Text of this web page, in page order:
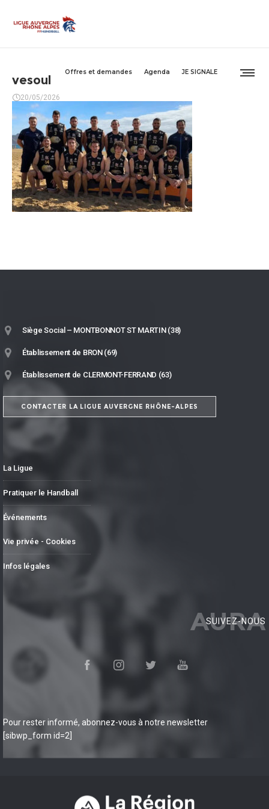
Offres et demandes Agenda JE SIGNALE
vesoul
20/05/2026
Siège Social – MONTBONNOT ST MARTIN (38)
Établissement de BRON (69)
Établissement de CLERMONT-FERRAND (63)
CONTACTER LA LIGUE AUVERGNE RHÔNE-ALPES
La Ligue
Pratiquer le Handball
Événements
Vie privée - Cookies
Infos légales
AURA
SUIVEZ-NOUS
Pour rester informé, abonnez-vous à notre newsletter
[sibwp_form id=2]